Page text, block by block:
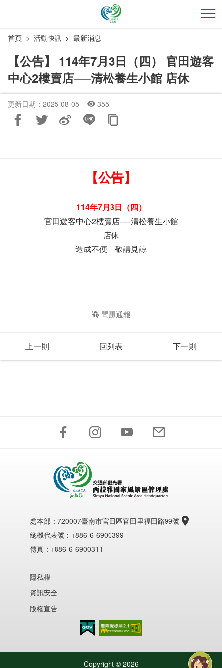
主
開
首頁 活動快訊 最新消息
【公告】 114年7月3日（四） 官田遊客
中心2樓賣店──清松養生小館 店休
更新日期：2025-08-05 355
【公告】
114年7月3日（四）
官田遊客中心2樓賣店──清松養生小館
店休
造成不便，敬請見諒
問題通報
上一則 回列表 下一則
處本部： 720007臺南市官田區官田里福田路99號
總機代表號：+886-6-6900399
傳真：+886-6-6900311
隱私權
資訊安全
版權宣告
Copyright © 2026